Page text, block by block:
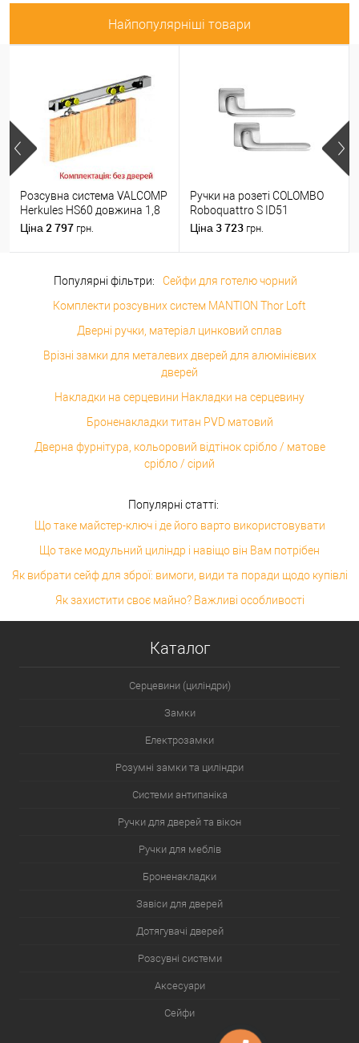
Найпопулярніші товари
Розсувна система VALCOMP
Herkules HS60 довжина 1,8
м на 1 полотно вагою до 60
Ціна 2 797 грн.
Ручки на розеті COLOMBO
Roboquattro S ID51
(PT19BZG-PT13) матовий
Ціна 3 723 грн.
Популярні фільтри:
Сейфи для готелю чорний
Комплекти розсувних систем MANTION Thor Loft
Дверні ручки, матеріал цинковий сплав
Врізні замки для металевих дверей для алюмінієвих
дверей
Накладки на серцевини Накладки на серцевину
Броненакладки титан PVD матовий
Дверна фурнітура, кольоровий відтінок срібло / матове
срібло / сірий
Популярні статті:
Що таке майстер-ключ і де його варто використовувати
Що таке модульний циліндр і навіщо він Вам потрібен
Як вибрати сейф для зброї: вимоги, види та поради щодо купівлі
Як захистити своє майно? Важливі особливості
Каталог
Серцевини (циліндри)
Замки
Електрозамки
Розумні замки та циліндри
Системи антипаніка
Ручки для дверей та вікон
Ручки для меблів
Броненакладки
Завіси для дверей
Дотягувачі дверей
Розсувні системи
Аксесуари
Сейфи